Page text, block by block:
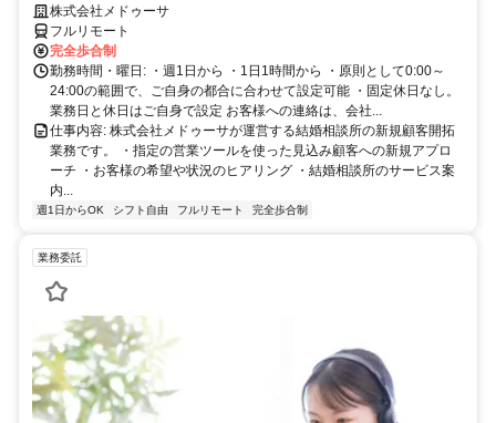
株式会社メドゥーサ
フルリモート
完全歩合制
勤務時間・曜日: ・週1日から ・1日1時間から ・原則として0:00～
24:00の範囲で、ご自身の都合に合わせて設定可能 ・固定休日なし。
業務日と休日はご自身で設定 お客様への連絡は、会社...
仕事内容: 株式会社メドゥーサが運営する結婚相談所の新規顧客開拓
業務です。 ・指定の営業ツールを使った見込み顧客への新規アプロ
ーチ ・お客様の希望や状況のヒアリング ・結婚相談所のサービス案
内...
週1日からOK シフト自由 フルリモート 完全歩合制
業務委託